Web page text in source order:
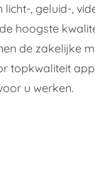
licht-, geluid-,
hoogste
de zakelijke
topkwaliteit
u werken.